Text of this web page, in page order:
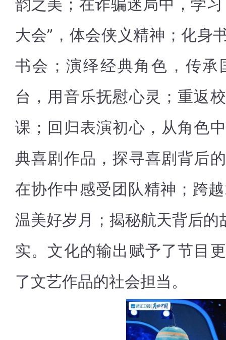
大会”，体会侠义精神；化身
书会；演绎经典角色，传
台，用音乐抚慰心灵；重返
课；回归表演初心，从角色
典喜剧作品，探寻喜剧背后
在协作中感受团队精神；跨
温美好岁月；揭秘航天背后的
实。文化的输出赋予了节目
了文艺作品的社会担当。